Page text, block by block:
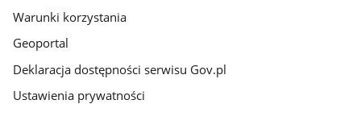
Warunki korzystania
Geoportal
Deklaracja dostępności serwisu Gov.pl
Ustawienia prywatności